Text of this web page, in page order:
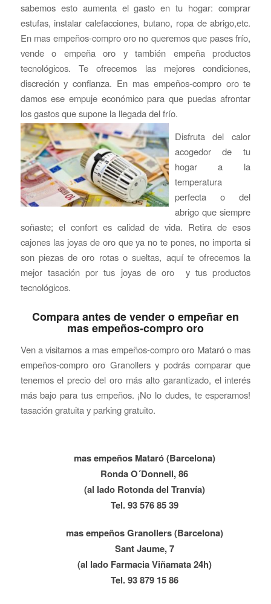
sabemos esto aumenta el gasto en tu hogar: comprar
estufas, instalar calefacciones, butano, ropa de abrigo,etc.
En mas empeños-compro oro no queremos que pases frío,
vende o empeña oro y también empeña productos
tecnológicos. Te ofrecemos las mejores condiciones,
discreción y confianza. En mas empeños-compro oro te
damos ese empuje económico para que puedas afrontar
los gastos que supone la llegada del frío.
Disfruta del calor
acogedor de tu
hogar a la
temperatura
perfecta o del
abrigo que siempre
soñaste; el confort es calidad de vida. Retira de esos
cajones las joyas de oro que ya no te pones, no importa si
son piezas de oro rotas o sueltas, aquí te ofrecemos la
mejor tasación por tus joyas de oro y tus productos
tecnológicos.
Compara antes de vender o empeñar en
mas empeños-compro oro
Ven a visitarnos a mas empeños-compro oro Mataró o mas
empeños-compro oro Granollers y podrás comparar que
tenemos el precio del oro más alto garantizado, el interés
más bajo para tus empeños. ¡No lo dudes, te esperamos!
tasación gratuita y parking gratuito.
mas empeños Mataró (Barcelona)
Ronda O´Donnell, 86
(al lado Rotonda del Tranvía)
Tel. 93 576 85 39
mas empeños Granollers (Barcelona)
Sant Jaume, 7
(al lado Farmacia Viñamata 24h)
Tel. 93 879 15 86